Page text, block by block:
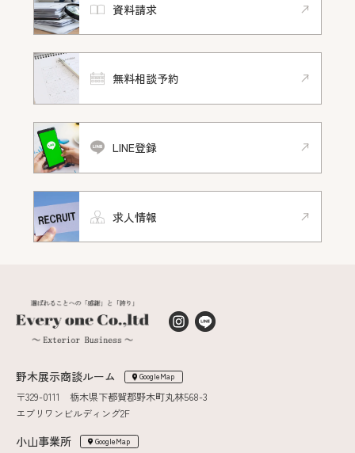
資料請求
無料相談予約
LINE登録
求人情報
野木展示商談ルーム GoogleMap
〒329-0111 栃木県下都賀郡野木町丸林568-3
エブリワンビルディング2F
小山事業所 GoogleMap